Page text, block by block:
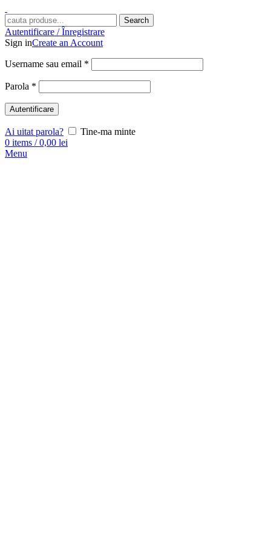
Search
Autentificare / Înregistrare
Sign inCreate an Account
Username sau email *
Parola *
Autentificare
Ai uitat parola?
Tine-ma minte
0 items / 0,00 lei
Menu